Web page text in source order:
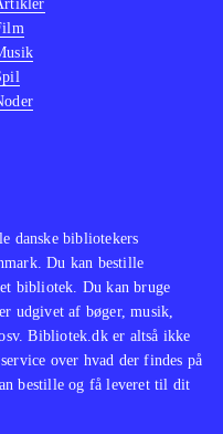
danske bibliotekers
Du kan bestille
bibliotek. Du kan bruge
udgivet af bøger, musik,
Bibliotek.dk er altså ikke
over hvad der findes på
bestille og få leveret til dit